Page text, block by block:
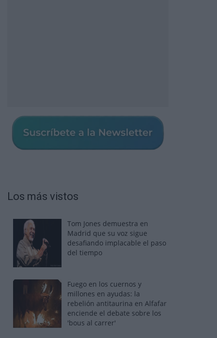
Los más vistos
Tom Jones demuestra en
Madrid que su voz sigue
desafiando implacable el paso
del tiempo
Fuego en los cuernos y
millones en ayudas: la
rebelión antitaurina en Alfafar
enciende el debate sobre los
'bous al carrer'